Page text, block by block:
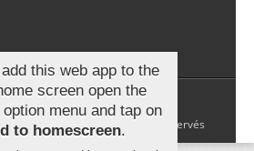
tous droits réservés
add this web app to the
screen open the
menu and tap on
to homescreen.